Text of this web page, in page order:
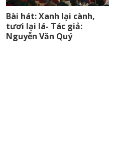
Bài hát: Xanh lại cành,
tươi lại lá- Tác giả:
Nguyễn Văn Quý